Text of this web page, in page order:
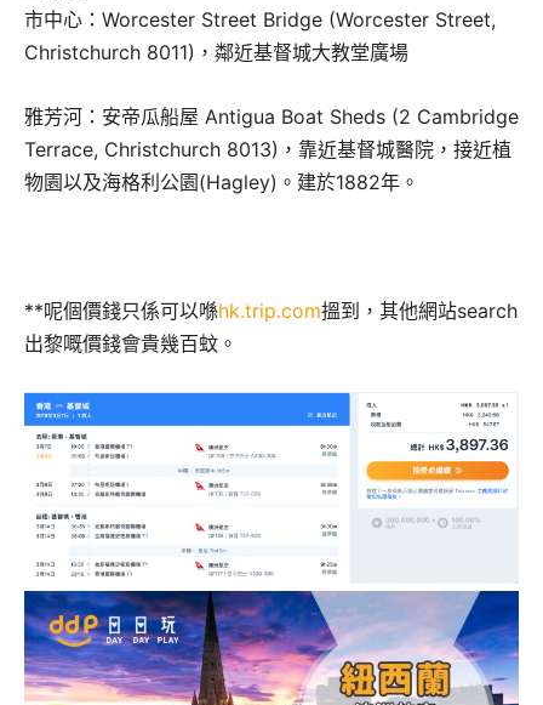
市中心：Worcester Street Bridge (Worcester Street,
Christchurch 8011)，鄰近基督城大教堂廣場
雅芳河：安帝瓜船屋 Antigua Boat Sheds (2 Cambridge
Terrace, Christchurch 8013)，靠近基督城醫院，接近植
物園以及海格利公園(Hagley)。建於1882年。
**呢個價錢只係可以喺hk.trip.com搵到，其他網站search
出黎嘅價錢會貴幾百蚊。